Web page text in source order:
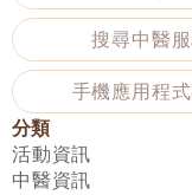
搜尋中醫
手機應用程
分類
活動資訊
中醫資訊